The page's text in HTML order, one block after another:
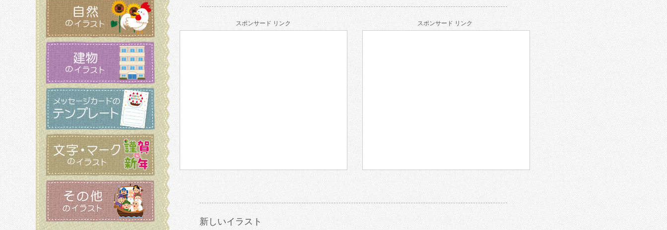
スポンサード リンク スポンサード リンク
新しいイラスト